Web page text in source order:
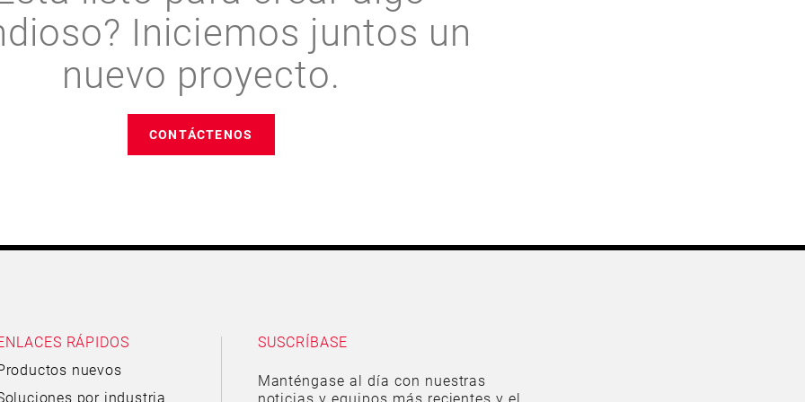
Iniciemos juntos un
nuevo proyecto.
CONTÁCTENOS
RÁPIDOS
nuevos
por industria
SUSCRÍBASE
Manténgase al día con nuestras
noticias y equipos más recientes y el